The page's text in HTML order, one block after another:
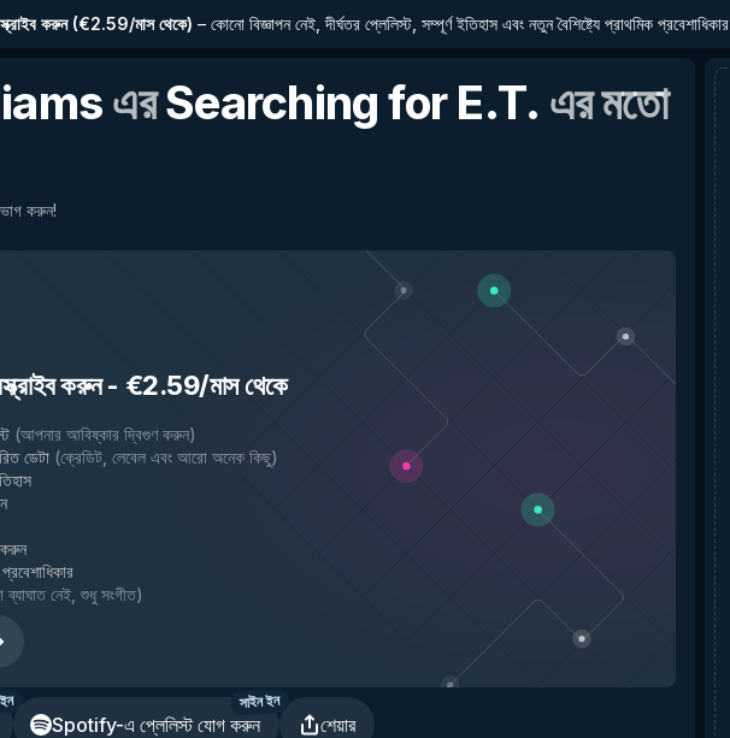
করুন(€2.59/মাস থেকে) – কোনো বিজ্ঞাপন নেই, দীর্ঘতর প্লেলিস্ট, সম্পূর্ণ ইতিহাস এবং নতুন বৈশিষ্ট্যে প্রাথমিক প্রবেশাধিকার
এরSearching for E.T. এর মতো
করুন!
করুন- €2.59/মাস থেকে
(আপনার আবিষ্কার দ্বিগুণ করুন)
ডেটা (ক্রেডিট, লেবেল এবং আরো অনেক কিছু)
করুন
নেই, শুধু সংগীত)
Spotify-এ প্লেলিস্ট যোগ করুন
সাইন ইন
শেয়ার